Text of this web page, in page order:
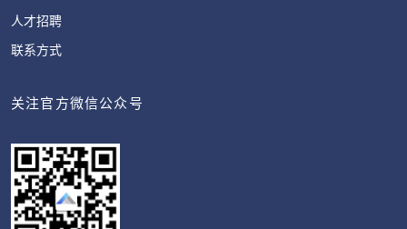
人才招聘
联系方式
关注官方微信公众号